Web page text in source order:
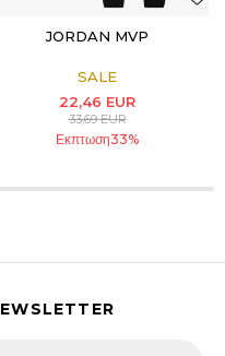
JORDAN MVP
SALE
22,46 EUR
33,69EUR
Εκπτωση33%